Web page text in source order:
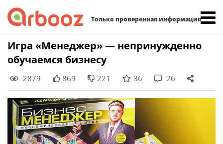
Только проверенная информация
Skip
content
Игра «Менеджер» — непринужденно
обучаемся бизнесу
2879 869 221 36 26
Найти: